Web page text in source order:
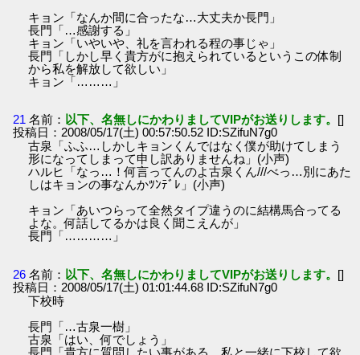
キョン「なんか間に合ったな…大丈夫か長門」
長門「…感謝する」
キョン「いやいや、礼を言われる程の事じゃ」
長門「しかし早く貴方がに抱えられているというこの体制
から私を解放して欲しい」
キョン「………」
21 名前： 以下、名無しにかわりましてVIPがお送りします。 []
投稿日：2008/05/17(土) 00:57:50.52 ID:SZifuN7g0
古泉「ふふ…しかしキョンくんではなく僕が助けてしまう
形になってしまって申し訳ありませんね」(小声)
ハルヒ「なっ…！何言ってんのよ古泉くん///べっ…別にあた
しはキョンの事なんかﾂﾝﾃﾞﾚ」(小声)
キョン「あいつらって全然タイプ違うのに結構馬合ってる
よな。何話してるかは良く聞こえんが」
長門「…………」
26 名前： 以下、名無しにかわりましてVIPがお送りします。 []
投稿日：2008/05/17(土) 01:01:44.68 ID:SZifuN7g0
下校時
長門「…古泉一樹」
古泉「はい、何でしょう」
長門「貴方に質問したい事がある。私と一緒に下校して欲